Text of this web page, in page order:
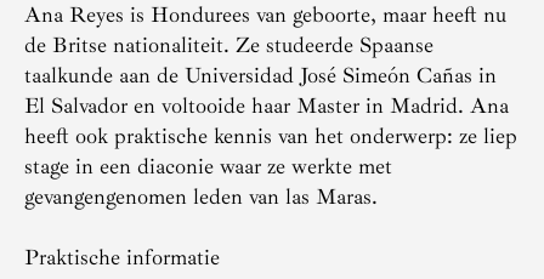
Ana Reyes is Hondurees van geboorte, maar heeft nu
de Britse nationaliteit. Ze studeerde Spaanse
taalkunde aan de Universidad José Simeón Cañas in
El Salvador en voltooide haar Master in Madrid. Ana
heeft ook praktische kennis van het onderwerp: ze liep
stage in een diaconie waar ze werkte met
gevangengenomen leden van las Maras.
Praktische informatie